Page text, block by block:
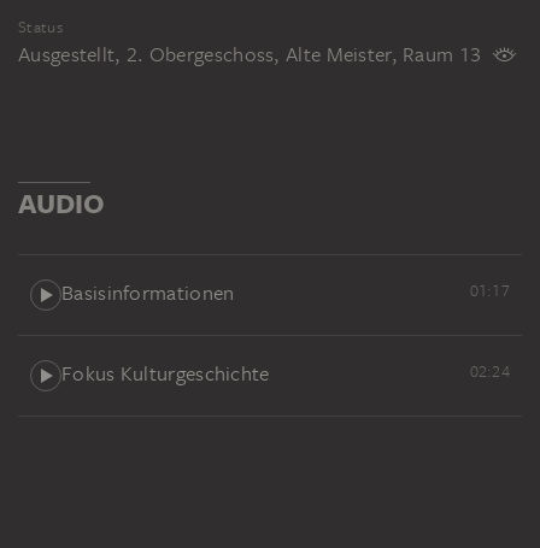
Status
Ausgestellt, 2. Obergeschoss, Alte Meister, Raum 13
AUDIO
Basisinformationen 01:17
Fokus Kulturgeschichte 02:24